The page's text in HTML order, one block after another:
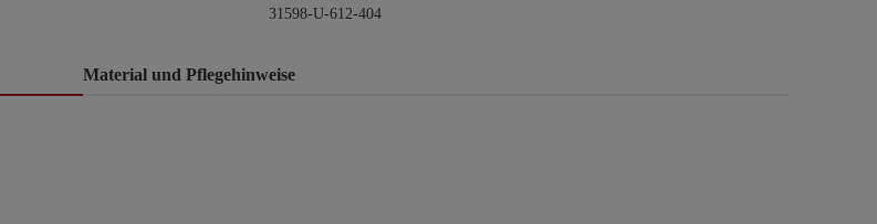
31598-U-612-404
Material und Pflegehinweise